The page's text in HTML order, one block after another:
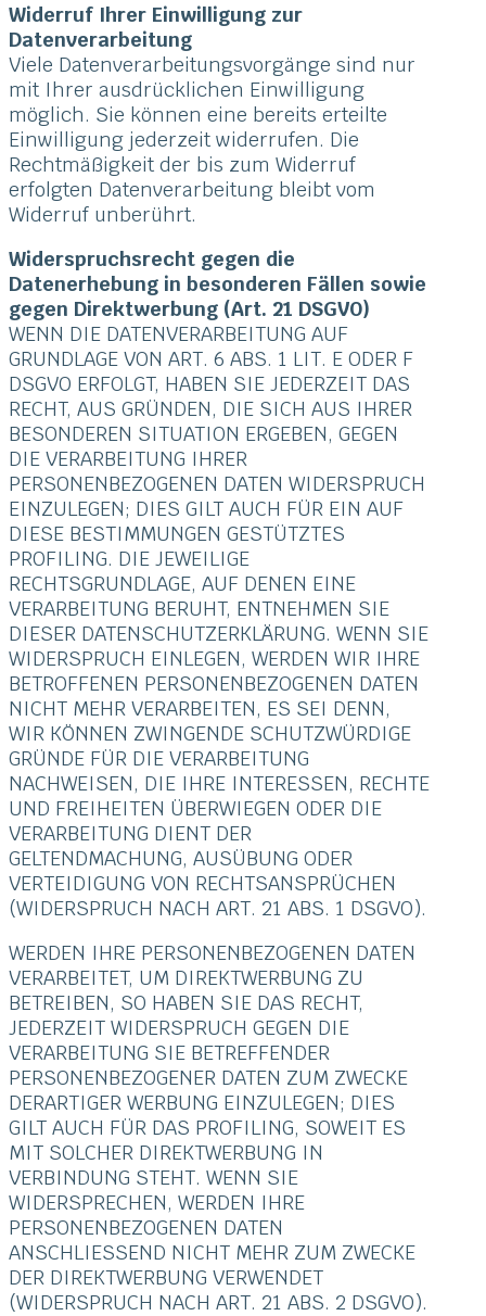
Widerruf Ihrer Einwilligung zur
Datenverarbeitung
Viele Datenverarbeitungsvorgänge sind nur
mit Ihrer ausdrücklichen Einwilligung
möglich. Sie können eine bereits erteilte
Einwilligung jederzeit widerrufen. Die
Rechtmäßigkeit der bis zum Widerruf
erfolgten Datenverarbeitung bleibt vom
Widerruf unberührt.
Widerspruchsrecht gegen die
Datenerhebung in besonderen Fällen sowie
gegen Direktwerbung (Art. 21 DSGVO)
WENN DIE DATENVERARBEITUNG AUF
GRUNDLAGE VON ART. 6 ABS. 1 LIT. E ODER F
DSGVO ERFOLGT, HABEN SIE JEDERZEIT DAS
RECHT, AUS GRÜNDEN, DIE SICH AUS IHRER
BESONDEREN SITUATION ERGEBEN, GEGEN
DIE VERARBEITUNG IHRER
PERSONENBEZOGENEN DATEN WIDERSPRUCH
EINZULEGEN; DIES GILT AUCH FÜR EIN AUF
DIESE BESTIMMUNGEN GESTÜTZTES
PROFILING. DIE JEWEILIGE
RECHTSGRUNDLAGE, AUF DENEN EINE
VERARBEITUNG BERUHT, ENTNEHMEN SIE
DIESER DATENSCHUTZERKLÄRUNG. WENN SIE
WIDERSPRUCH EINLEGEN, WERDEN WIR IHRE
BETROFFENEN PERSONENBEZOGENEN DATEN
NICHT MEHR VERARBEITEN, ES SEI DENN,
WIR KÖNNEN ZWINGENDE SCHUTZWÜRDIGE
GRÜNDE FÜR DIE VERARBEITUNG
NACHWEISEN, DIE IHRE INTERESSEN, RECHTE
UND FREIHEITEN ÜBERWIEGEN ODER DIE
VERARBEITUNG DIENT DER
GELTENDMACHUNG, AUSÜBUNG ODER
VERTEIDIGUNG VON RECHTSANSPRÜCHEN
(WIDERSPRUCH NACH ART. 21 ABS. 1 DSGVO).
WERDEN IHRE PERSONENBEZOGENEN DATEN
VERARBEITET, UM DIREKTWERBUNG ZU
BETREIBEN, SO HABEN SIE DAS RECHT,
JEDERZEIT WIDERSPRUCH GEGEN DIE
VERARBEITUNG SIE BETREFFENDER
PERSONENBEZOGENER DATEN ZUM ZWECKE
DERARTIGER WERBUNG EINZULEGEN; DIES
GILT AUCH FÜR DAS PROFILING, SOWEIT ES
MIT SOLCHER DIREKTWERBUNG IN
VERBINDUNG STEHT. WENN SIE
WIDERSPRECHEN, WERDEN IHRE
PERSONENBEZOGENEN DATEN
ANSCHLIESSEND NICHT MEHR ZUM ZWECKE
DER DIREKTWERBUNG VERWENDET
(WIDERSPRUCH NACH ART. 21 ABS. 2 DSGVO).